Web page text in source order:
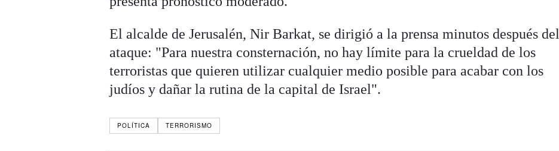
El alcalde de Jerusalén, Nir Barkat, se dirigió a la prensa minutos después del
ataque: "Para nuestra consternación, no hay límite para la crueldad de los
terroristas que quieren utilizar cualquier medio posible para acabar con los
judíos y dañar la rutina de la capital de Israel".
POLÍTICA TERRORISMO